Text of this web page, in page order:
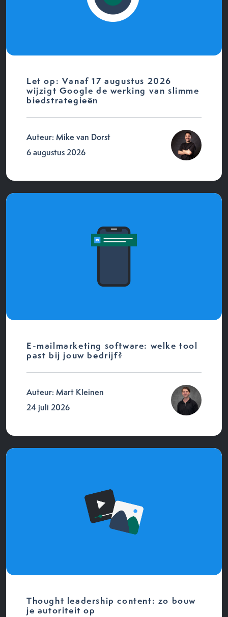
Let op: Vanaf 17 augustus 2026
wijzigt Google de werking van slimme
biedstrategieën
Auteur: Mike van Dorst
6 augustus 2026
E-mailmarketing software: welke tool
past bij jouw bedrijf?
Auteur: Mart Kleinen
24 juli 2026
Thought leadership content: zo bouw
je autoriteit op